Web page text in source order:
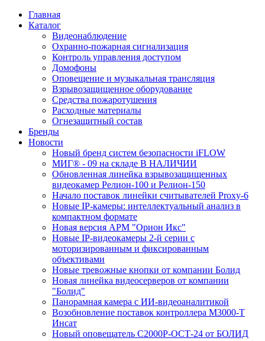
Главная
Каталог
Видеонаблюдение
Охранно-пожарная сигнализация
Контроль управления доступом
Домофоны
Оповещение и музыкальная трансляция
Взрывозащищенное оборудование
Средства пожаротушения
Расходные материалы
Огнезащитный состав
Бренды
Новости
Новый бренд систем безопасности iFLOW
МИГ® - 09 на складе В НАЛИЧИИ
Обновленная линейка взрывозащищенных
видеокамер Релион-100 и Релион-150
Начало поставок линейки считывателей Proxy-6
Новые IP-камеры: интеллектуальный анализ в
компактном формате
Новая версия АРМ "Орион Икс"
Новые IP-видеокамеры 2-й серии с
моторизированным и фиксированным
объективами
Новые тревожные кнопки от компании Болид
Новая линейка видеосерверов от компании
"Болид"
Панорамная камера с ИИ-видеоаналитикой
Возобновление поставок контроллера М3000-Т
Инсат
Новый оповещатель С2000Р-ОСТ-24 от БОЛИД